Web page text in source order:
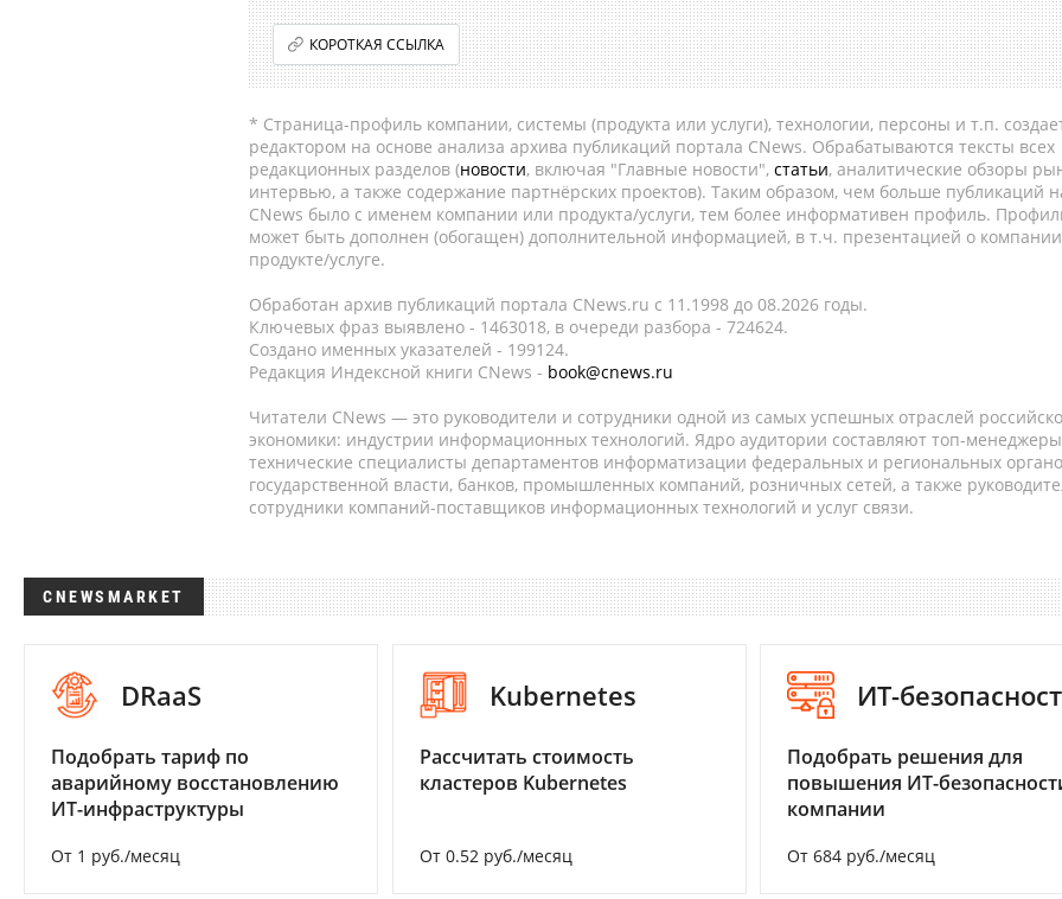
КОРОТКАЯ ССЫЛКА
* Страница-профиль компании, системы (продукта или услуги), технологии, персоны и т.п.
редактором на основе анализа архива публикаций портала CNews. Обрабатываются тексты всех
редакционных разделов (новости, включая "Главные новости", статьи, аналитические обзоры
интервью, а также содержание партнёрских проектов). Таким образом, чем больше публикаций
CNews было с именем компании или продукта/услуги, тем более информативен профиль.
может быть дополнен (обогащен) дополнительной информацией, в т.ч. презентацией о
продукте/услуге.
Обработан архив публикаций портала CNews.ru c 11.1998 до 08.2026 годы.
Ключевых фраз выявлено - 1463018, в очереди разбора - 724624.
Создано именных указателей - 199124.
Редакция Индексной книги CNews - book@cnews.ru
Читатели CNews — это руководители и сотрудники одной из самых успешных отраслей
экономики: индустрии информационных технологий. Ядро аудитории составляют топ-
технические специалисты департаментов информатизации федеральных и региональных
государственной власти, банков, промышленных компаний, розничных сетей, а также
сотрудники компаний-поставщиков информационных технологий и услуг связи.
CNEWSMARKET
DRaaS
Подобрать тариф по
аварийному восстановлению
ИТ-инфраструктуры
От 1 руб./месяц
Kubernetes
Рассчитать стоимость
кластеров Kubernetes
От 0.52 руб./месяц
ИТ-
Подобрать решения для
повышения ИТ-
компании
От 684 руб./месяц